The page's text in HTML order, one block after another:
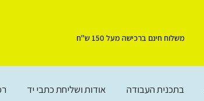
משלוח חינם ברכישה מעל 150 ש"ח
בתכנית העבודה אודות ושליחת כתבי יד